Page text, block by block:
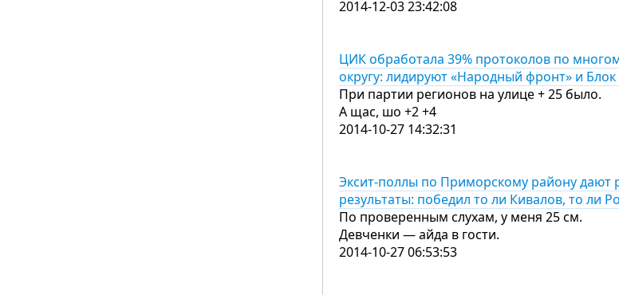
2014-12-03 23:42:08
ЦИК обработала 39% протоколов по
округу: лидируют «Народный фронт» и
При партии регионов на улице + 25 было.
А щас, шо +2 +4
2014-10-27 14:32:31
Эксит-поллы по Приморскому району дают
результаты: победил то ли Кивалов, то ли
По проверенным слухам, у меня 25 см.
Девченки — айда в гости.
2014-10-27 06:53:53